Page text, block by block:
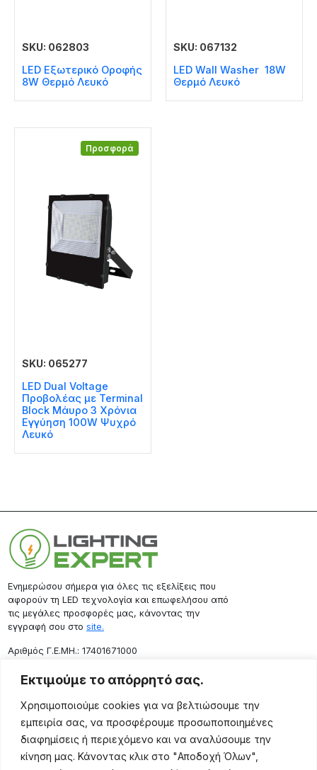
Εκτιμούμε το απόρρητό σας.
Χρησιμοποιούμε cookies για να βελτιώσουμε την
εμπειρία σας, να προσφέρουμε προσωποποιημένες
διαφημίσεις ή περιεχόμενο και να αναλύσουμε την
κίνηση μας. Κάνοντας κλικ στο "Αποδοχή Όλων",
SKU: 062803
LED Εξωτερικό Οροφής
8W Θερμό Λευκό
SKU: 067132
LED Wall Washer 18W
Θερμό Λευκό
Προσφορά
SKU: 065277
LED Dual Voltage
Προβολέας με Terminal
Block Μάυρο 3 Χρόνια
Εγγύηση 100W Ψυχρό
Λευκό
Ενημερώσου σήμερα για όλες τις εξελίξεις που
αφορούν τη LED τεχνολογία και επωφελήσου από
τις μεγάλες προσφορές μας, κάνοντας την
εγγραφή σου στο site.
Aριθμός Γ.Ε.ΜΗ.: 17401671000
Επικοινωνία
Ρόδου 133, Αθήνα 10443
(+30) 211 725 5427
sales@lightingexpert.gr